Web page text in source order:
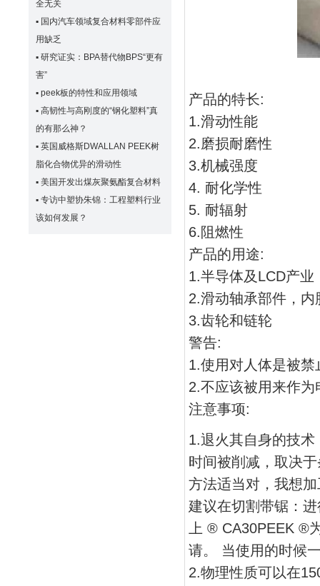
全无关
▪ 国内汽车领域复合材料零部件应
用缺乏
▪ 研究证实：BPA替代物BPS“更有
害”
▪ peek板的特性和应用领域
▪ 高韧性与高刚度的“钢化塑料”真
的有那么神？
▪ 英国威格斯DWALLAN PEEK树
脂化合物优异的滑动性
▪ 美国开发出煤灰聚氨酯复合材料
▪ 专访中塑协朱锦：工程塑料行业
该如何发展？
产品的特长:
1.滑动性能
2.磨损耐磨性
3.机械强度
4. 耐化学性
5. 耐辐射
6.阻燃性
产品的用途:
1.半导体及LCD产
2.滑动轴承部件，内
3.齿轮和链轮
警告:
1.使用对人体是被禁
2.不应该被用来作
注意事项:
1.退火其自身的技
时间被削减，取决
方法适当对，我想
建议在切割带锯：
上 ® CA30PEEK ®
请。 当使用的时候
2.物理性质可以在